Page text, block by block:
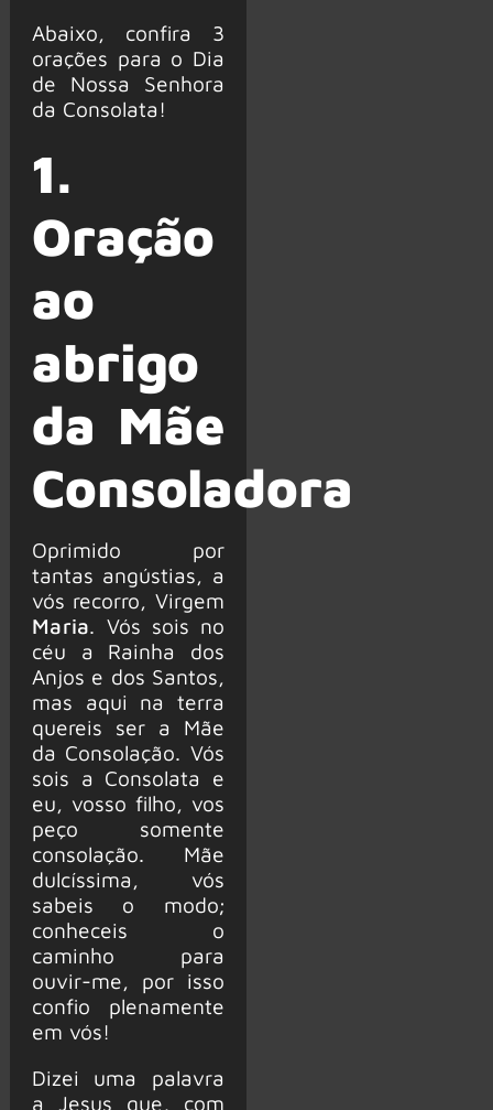
Abaixo, confira 3
orações para o Dia
de Nossa Senhora
da Consolata!
1.
Oração
ao
abrigo
da Mãe
Consoladora
Oprimido por
tantas angústias, a
vós recorro, Virgem
Maria. Vós sois no
céu a Rainha dos
Anjos e dos Santos,
mas aqui na terra
quereis ser a Mãe
da Consolação. Vós
sois a Consolata e
eu, vosso filho, vos
peço somente
consolação. Mãe
dulcíssima, vós
sabeis o modo;
conheceis o
caminho para
ouvir-me, por isso
confio plenamente
em vós!
Dizei uma palavra
a Jesus que, com